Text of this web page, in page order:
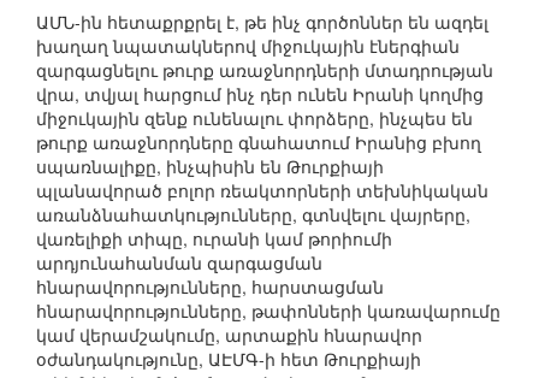
ԱՄՆ-ին հետաքրքրել է, թե ինչ գործոններ են ազդել
խաղաղ նպատակներով միջուկային էներգիան
զարգացնելու թուրք առաջնորդների մտադրության
վրա, տվյալ հարցում ինչ դեր ունեն Իրանի կողմից
միջուկային զենք ունենալու փորձերը, ինչպես են
թուրք առաջնորդները գնահատում Իրանից բխող
սպառնալիքը, ինչպիսին են Թուրքիայի
պլանավորած բոլոր ռեակտորների տեխնիկական
առանձնահատկությունները, գտնվելու վայրերը,
վառելիքի տիպը, ուրանի կամ թորիումի
արդյունահանման զարգացման
հնարավորությունները, հարստացման
հնարավորությունները, թափոնների կառավարումը
կամ վերամշակումը, արտաքին հնարավոր
օժանդակությունը, ԱԷՄԳ-ի հետ Թուրքիայի